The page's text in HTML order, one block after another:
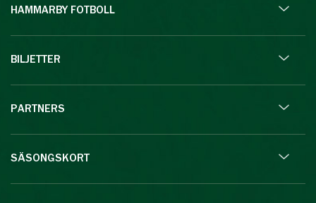
HAMMARBY FOTBOLL
BILJETTER
PARTNERS
SÄSONGSKORT